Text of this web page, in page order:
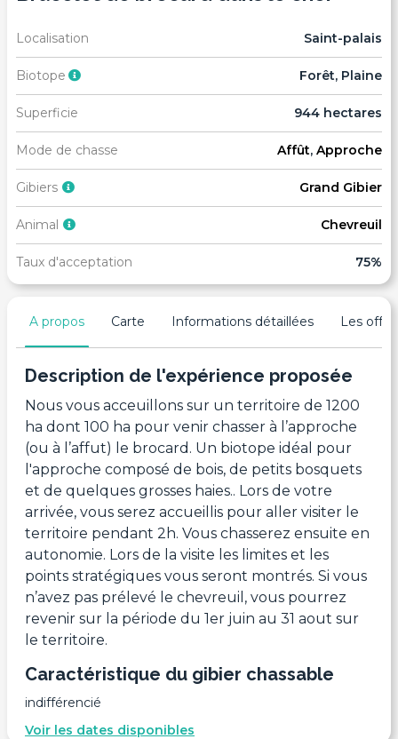
Localisation Saint-palais
Biotope Forêt, Plaine
Superficie 944 hectares
Mode de chasse Affût, Approche
Gibiers Grand Gibier
Animal Chevreuil
Taux d'acceptation 75%
A propos Carte Informations détaillées Les
Description de l'expérience proposée
Nous vous acceuillons sur un territoire de 1200
ha dont 100 ha pour venir chasser à l’approche
(ou à l’affut) le brocard. Un biotope idéal pour
l'approche composé de bois, de petits bosquets
et de quelques grosses haies.. Lors de votre
arrivée, vous serez accueillis pour aller visiter le
territoire pendant 2h. Vous chasserez ensuite en
autonomie. Lors de la visite les limites et les
points stratégiques vous seront montrés. Si vous
n’avez pas prélevé le chevreuil, vous pourrez
revenir sur la période du 1er juin au 31 aout sur
le territoire.
Caractéristique du gibier chassable
indifférencié
Voir les dates disponibles